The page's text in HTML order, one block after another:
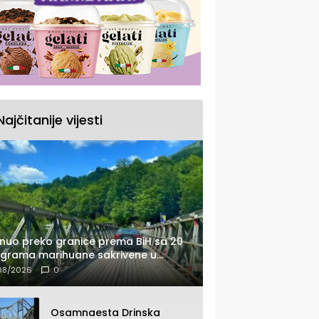
vijesti
preko granice prema BiH sa 20
marihuane sakrivene u
2026 0
Osamnaesta Drinska